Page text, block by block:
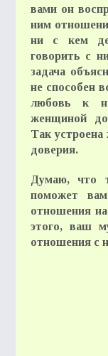
вами он
ним
ни с кем
говорить с
задача
не способен
любовь к
женщиной
Так
доверия.
Думаю, что
поможет
отношения
этого, ваш
отношения с